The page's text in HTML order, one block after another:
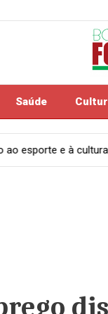
Saúde
e pacote de